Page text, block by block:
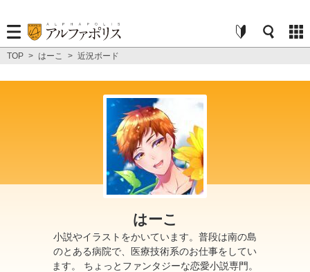
TOP > はーこ > 近況ボード
はーこ
小説やイラストをかいています。普段は南の島
のとある病院で、医療技術系のお仕事をしてい
ます。 ちょっとファンタジーな恋愛小説専門。